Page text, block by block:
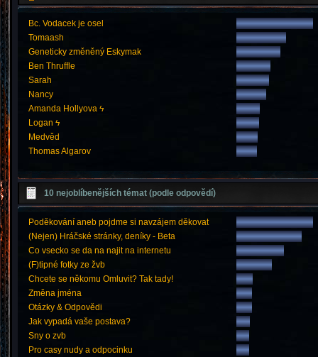
Bc. Vodacek je osel
Tomaash
Geneticky změněný Eskymak
Ben Thruffle
Sarah
Nancy
Amanda Hollyova ϟ
Logan ϟ
Medvěd
Thomas Algarov
10 nejoblíbenějších témat (podle odpovědí)
Poděkování aneb pojdme si navzájem děkovat
(Nejen) Hráčské stránky, deníky - Beta
Co vsecko se da na najit na internetu
(F)tipné fotky ze žvb
Chcete se někomu Omluvit? Tak tady!
Změna jména
Otázky & Odpovědi
Jak vypadá vaše postava?
Sny o zvb
Pro casy nudy a odpocinku